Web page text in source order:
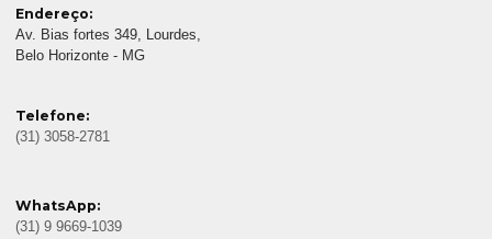
Endereço:
Av. Bias fortes 349, Lourdes,
Belo Horizonte - MG
Telefone:
(31) 3058-2781
WhatsApp:
(31) 9 9669-1039